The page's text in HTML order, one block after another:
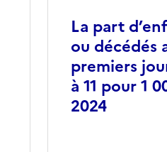
La part
ou décédés
premiers
à 11 pour 1
2024